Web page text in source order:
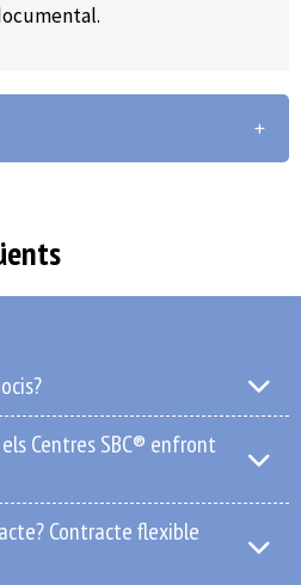
Centres SBC® enfront
Contracte flexible